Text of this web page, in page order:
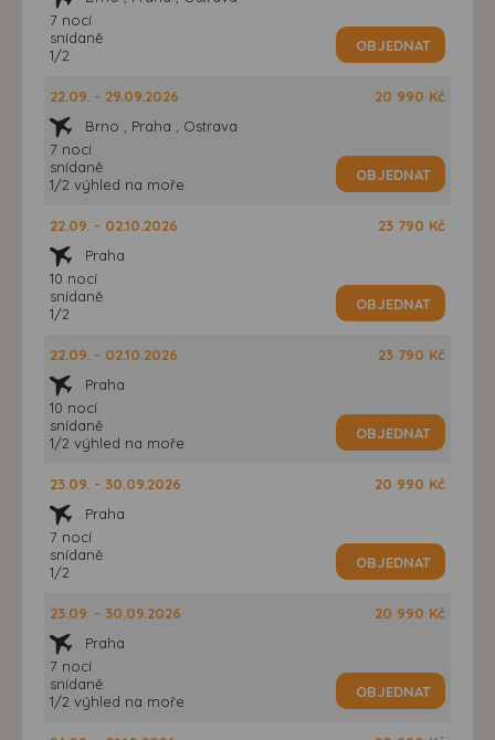
7 nocí
snídaně
1/2
OBJEDNAT
22.09. - 29.09.2026
Brno , Praha , Ostrava
7 nocí
snídaně
1/2 výhled na moře
20 990 Kč
OBJEDNAT
22.09. - 02.10.2026
Praha
10 nocí
snídaně
1/2
23 790 Kč
OBJEDNAT
22.09. - 02.10.2026
Praha
10 nocí
snídaně
1/2 výhled na moře
23 790 Kč
OBJEDNAT
23.09. - 30.09.2026
Praha
7 nocí
snídaně
1/2
20 990 Kč
OBJEDNAT
23.09. - 30.09.2026
Praha
7 nocí
snídaně
1/2 výhled na moře
20 990 Kč
OBJEDNAT